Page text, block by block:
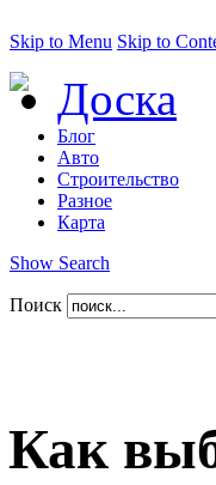
Skip to Menu Skip to
Доска
Блог
Авто
Строительство
Разное
Карта
Show Search
Поиск
Как